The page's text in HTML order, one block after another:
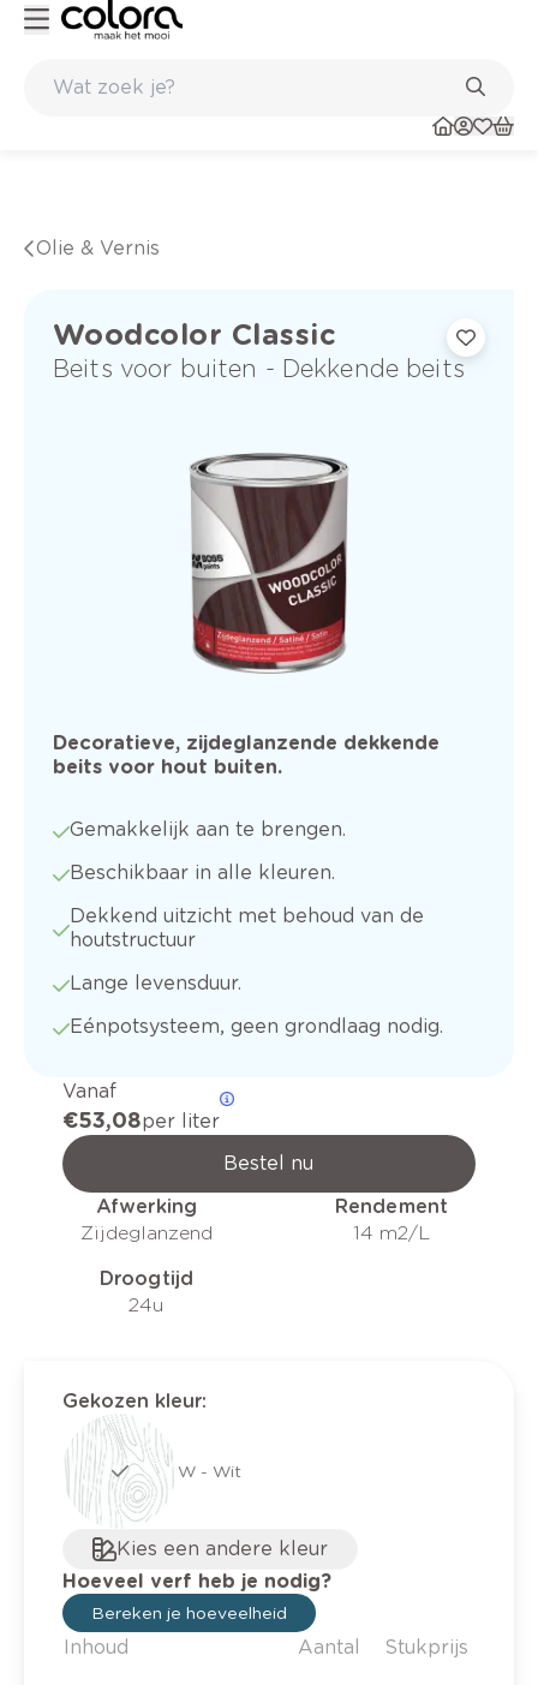
Olie & Vernis
Woodcolor Classic
Beits voor buiten - Dekkende beits
Decoratieve, zijdeglanzende dekkende
beits voor hout buiten.
Gemakkelijk aan te brengen.
Beschikbaar in alle kleuren.
Dekkend uitzicht met behoud van de
houtstructuur
Lange levensduur.
Eénpotsysteem, geen grondlaag nodig.
Vanaf
€ 53,08per liter
Bestel nu
Afwerking
Zijdeglanzend
Rendement
14 m2/L
Droogtijd
24u
Gekozen kleur:
W - Wit
Kies een andere kleur
Hoeveel verf heb je nodig?
Bereken je hoeveelheid
Inhoud Aantal Stukprijs